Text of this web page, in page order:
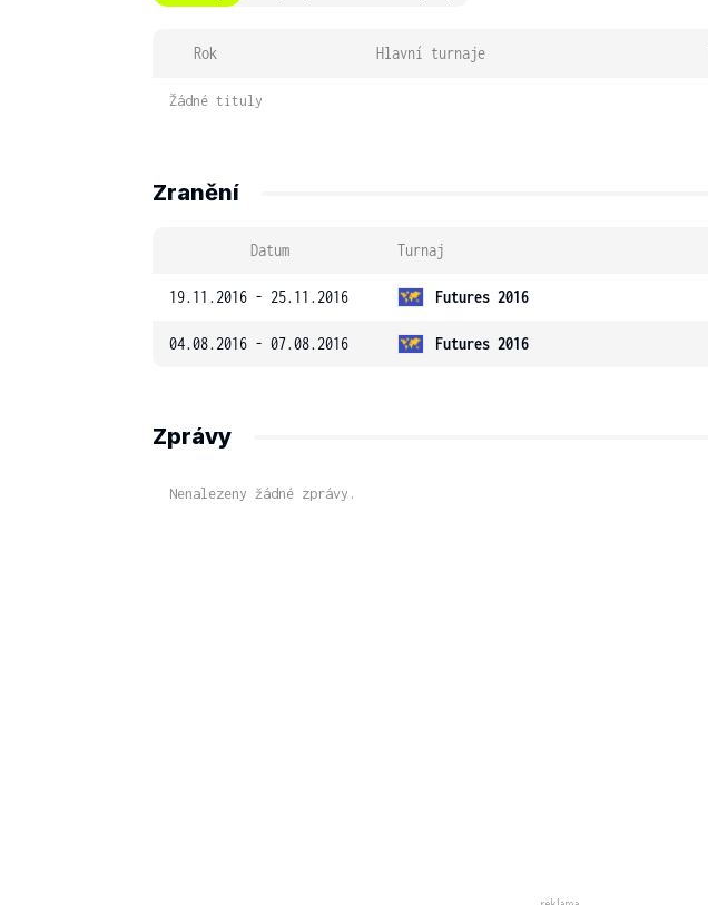
Rok Hlavní turnaje
Žádné tituly
Zranění
Datum Turnaj
19.11.2016 - 25.11.2016 Futures 2016
04.08.2016 - 07.08.2016 Futures 2016
Zprávy
Nenalezeny žádné zprávy.